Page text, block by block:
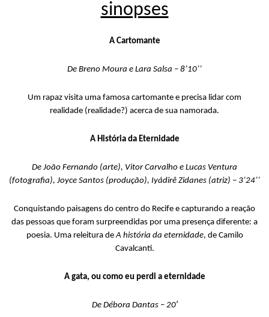
sinopses
A Cartomante
De Breno Moura e Lara Salsa – 8’10’’
Um rapaz visita uma famosa cartomante e precisa lidar com
realidade (realidade?) acerca de sua namorada.
A História da Eternidade
De João Fernando (arte), Vitor Carvalho e Lucas Ventura
(fotografia), Joyce Santos (produção), Iyádirê Zidanes (atriz) – 3’24’’
Conquistando paisagens do centro do Recife e capturando a reação
das pessoas que foram surpreendidas por uma presença diferente: a
poesia. Uma releitura deA história da eternidade, de Camilo
Cavalcanti.
A gata, ou como eu perdi a eternidade
De Débora Dantas – 20′